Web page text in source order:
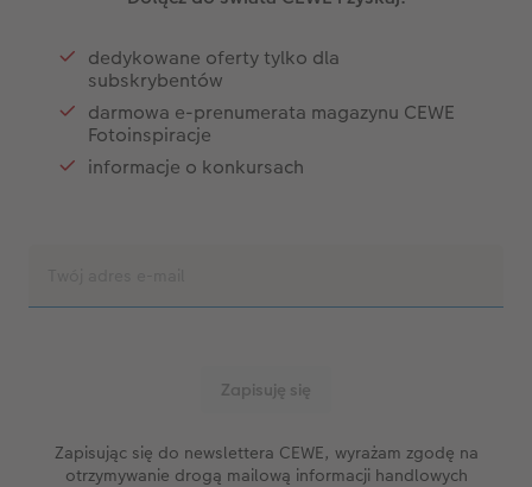
dedykowane oferty tylko dla
subskrybentów
darmowa e-prenumerata magazynu CEWE
Fotoinspiracje
informacje o konkursach
Zapisując się do newslettera CEWE, wyrażam zgodę na
otrzymywanie drogą mailową informacji handlowych